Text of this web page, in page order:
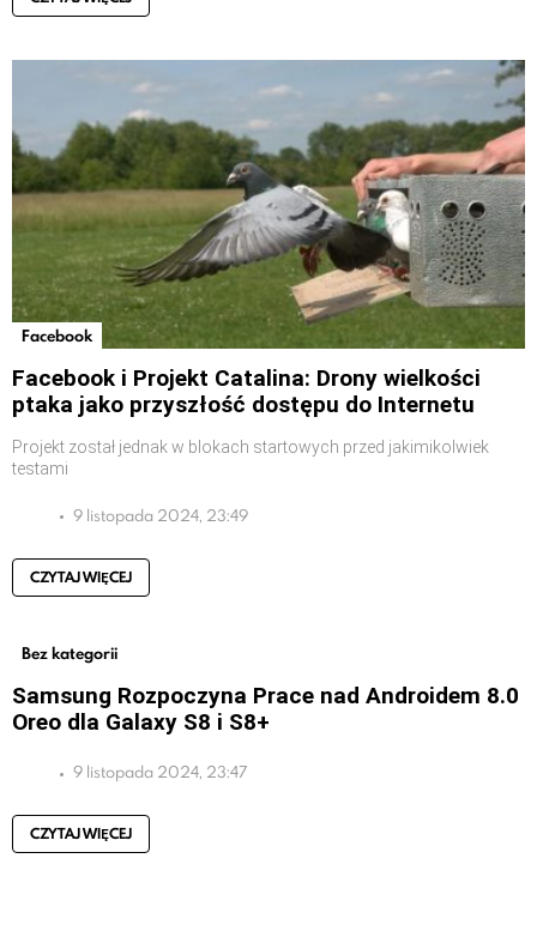
Facebook
Facebook i Projekt Catalina: Drony wielkości
ptaka jako przyszłość dostępu do Internetu
Projekt został jednak w blokach startowych przed jakimikolwiek
testami
9 listopada 2024, 23:49
CZYTAJ WIĘCEJ
Bez kategorii
Samsung Rozpoczyna Prace nad Androidem 8.0
Oreo dla Galaxy S8 i S8+
9 listopada 2024, 23:47
CZYTAJ WIĘCEJ